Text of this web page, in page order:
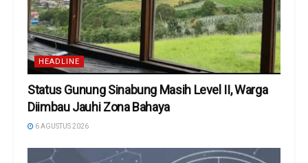
HEADLINE
Status Gunung Sinabung Masih Level II, Warga
Diimbau Jauhi Zona Bahaya
6 AGUSTUS 2026